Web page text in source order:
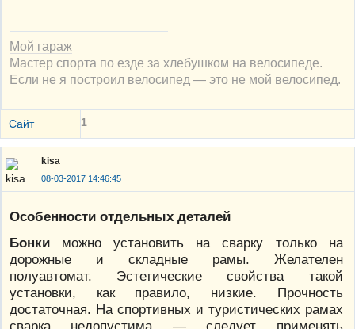
Мой гараж
Мастер спорта по езде за хлебушком на велосипеде.
Если не я построил велосипед — это не мой велосипед.
Сайт 1
kisa
08-03-2017 14:46:45
Особенности отдельных деталей
Бонки можно установить на сварку только на
дорожные и складные рамы. Желателен
полуавтомат. Эстетические свойства такой
установки, как правило, низкие. Прочность
достаточная. На спортивных и туристических рамах